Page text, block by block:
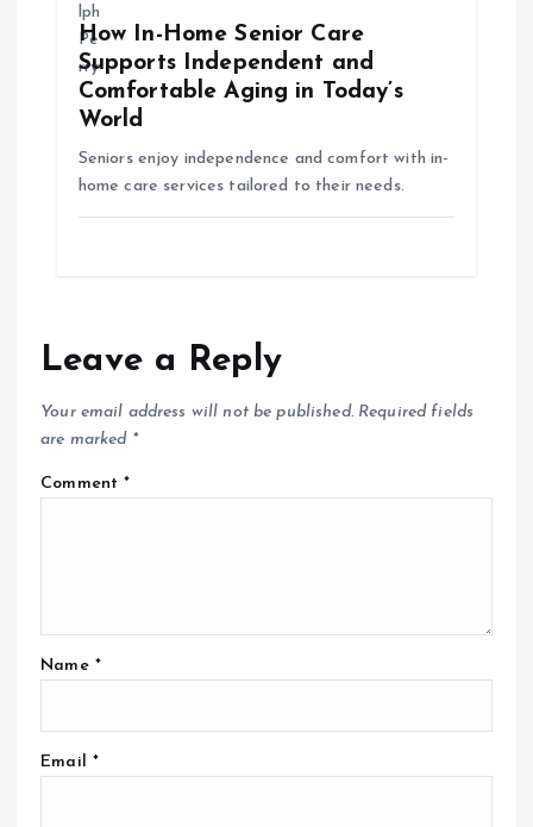
How In-Home Senior Care
Supports Independent and
Comfortable Aging in Today’s
World
Seniors enjoy independence and comfort with in-
home care services tailored to their needs.
Leave a Reply
Your email address will not be published. Required fields
are marked *
Comment*
Name *
Email *